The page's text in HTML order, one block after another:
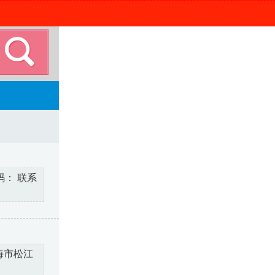
： 联系
市松江